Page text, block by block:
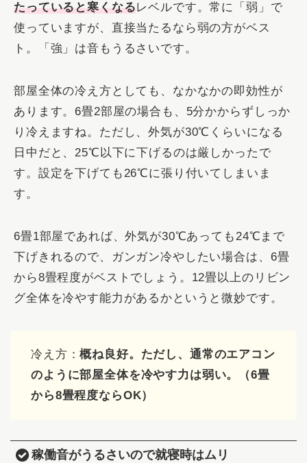
たっていると寒くなるレベルです。常に「弱」で
使っていますが、直接当たるなら弱の方がベス
ト。「強」は音もうるさいです。
部屋全体の冷え方としても、なかなかの即効性が
あります。6畳2部屋の場合も、5分かからずしっか
り冷えますね。ただし、外気が30℃くらいになる
日中だと、25℃以下に下げるのは厳しかったで
す。設定を下げても26℃に張り付いてしまいま
す。
6畳1部屋であれば、外気が30℃あっても24℃まで
下げきれるので、ガンガン冷やしたい場合は、6畳
から8畳程度がベストでしょう。12畳以上のリビン
グ全体を冷やす能力があるかというと微妙です。
冷え方：概ね良好。ただし、通常のエアコン
のように部屋全体を冷やす力は弱い。（6畳
から8畳程度ならOK）
稼働音がうるさいので就寝時はムリ